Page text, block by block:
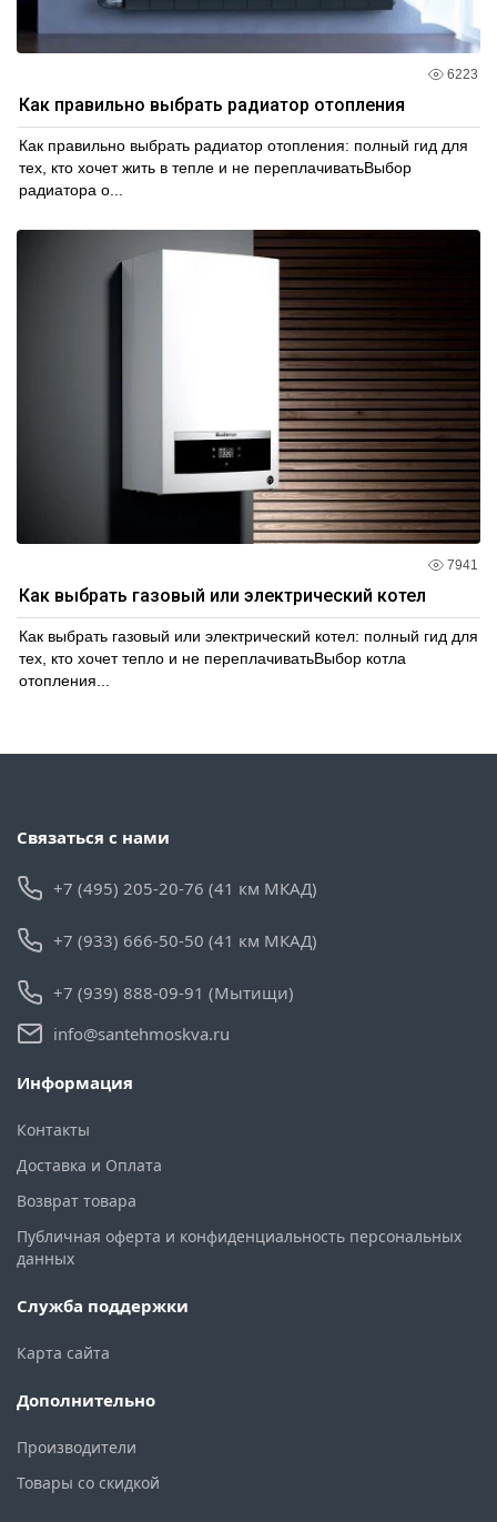
6223
Как правильно выбрать радиатор отопления
Как правильно выбрать радиатор отопления: полный гид для
тех, кто хочет жить в тепле и не переплачиватьВыбор
радиатора о...
7941
Как выбрать газовый или электрический котел
Как выбрать газовый или электрический котел: полный гид для
тех, кто хочет тепло и не переплачиватьВыбор котла
отопления...
Связаться с нами
+7 (495) 205-20-76 (41 км МКАД)
+7 (933) 666-50-50 (41 км МКАД)
+7 (939) 888-09-91 (Мытищи)
info@santehmoskva.ru
Информация
Контакты
Доставка и Оплата
Возврат товара
Публичная оферта и конфиденциальность персональных
данных
Служба поддержки
Карта сайта
Дополнительно
Производители
Товары со скидкой